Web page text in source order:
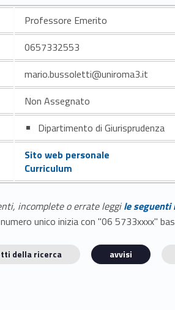
Professore Emerito
0657332553
mario.bussoletti@uniroma3.it
Non Assegnato
Dipartimento di Giurisprudenza
Sito web personale
Curriculum
incomplete o errate leggile
unico inizia con "06 5733xxxx"
della ricerca avvisi